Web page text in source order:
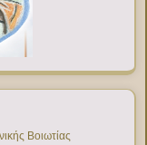
Βοιωτίας